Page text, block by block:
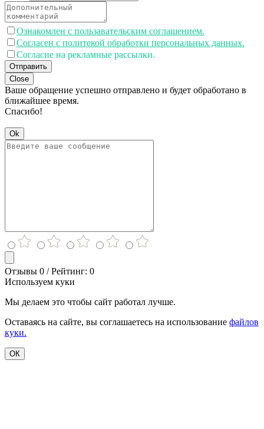
Ознакомлен с пользавательским соглашением.
Согласен с политекой обработки персональных данных.
Согласие на рекламные рассылки.
Отправить
Close
Ваше обращение успешно отправлено и будет обработано в
ближайшее время.
Спасибо!
Ok
Отзывы 0 / Рейтинг: 0
Используем куки
Мы делаем это чтобы сайт работал лучше.
Оставаясь на сайте, вы соглашаетесь на использование файлов
куки.
ОК